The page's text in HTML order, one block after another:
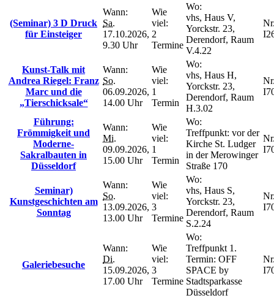
(Seminar) 3 D Druck
für Einsteiger
Wann:
Sa.
17.10.2026,
9.30 Uhr
Wie
viel:
2
Termine
Wo:
vhs, Haus V,
Yorckstr. 23,
Derendorf, Raum
V.4.22
Kunst-Talk mit
Andrea Riegel: Franz
Marc und die
„Tierschicksale“
Wann:
So.
06.09.2026,
14.00 Uhr
Wie
viel:
1
Termin
Wo:
vhs, Haus H,
Yorckstr. 23,
Derendorf, Raum
H.3.02
Führung:
Frömmigkeit und
Moderne-
Sakralbauten in
Düsseldorf
Wann:
Mi.
09.09.2026,
15.00 Uhr
Wie
viel:
1
Termin
Wo:
Treffpunkt: vor der
Kirche St. Ludger
in der Merowinger
Straße 170
Seminar)
Kunstgeschichten am
Sonntag
Wann:
So.
13.09.2026,
13.00 Uhr
Wie
viel:
3
Termine
Wo:
vhs, Haus S,
Yorckstr. 23,
Derendorf, Raum
S.2.24
Galeriebesuche
Wann:
Di.
15.09.2026,
17.00 Uhr
Wie
viel:
3
Termine
Wo:
Treffpunkt 1.
Termin: OFF
SPACE by
Stadtsparkasse
Düsseldorf